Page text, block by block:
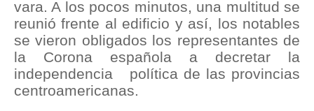
vara. A los pocos minutos, una multitud se
reunió frente al edificio y así, los notables
se vieron obligados los representantes de
la Corona española a decretar la
independencia política de las provincias
centroamericanas.